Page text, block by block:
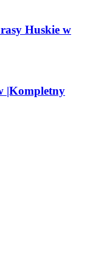
Huskie w
|Kompletny